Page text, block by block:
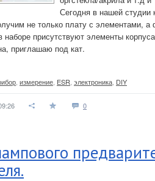
Сегодня в нашей студии
не только плату с элементами, а
наборе присутствуют элементы
приглашаю под кат.
измерение ESR электроника DIY
0